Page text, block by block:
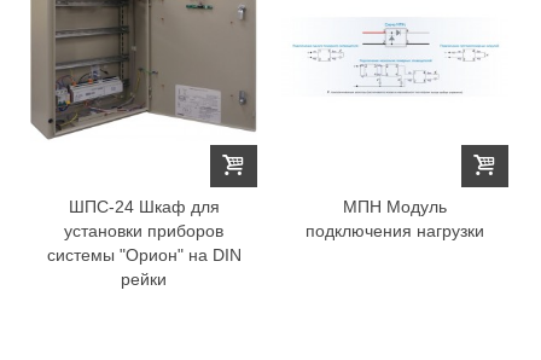
ШПС-24 Шкаф для
установки приборов
системы "Орион" на DIN
рейки
МПН Модуль
подключения нагрузки